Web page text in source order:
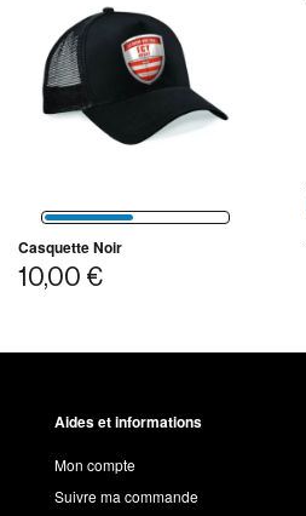
Casquette Noir
10,00 €
Aides et informations
Mon compte
Suivre ma commande